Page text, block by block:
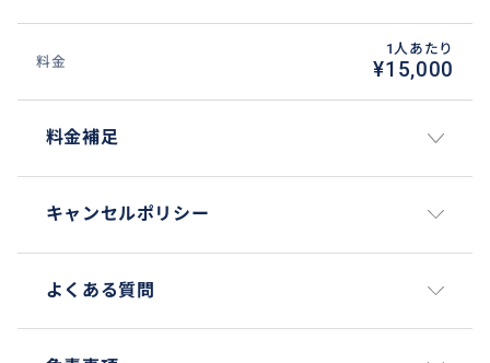
1232年モンゴル軍の侵入に対抗するため首都を江華島
に移した後、1270年和議を結び開城に還都するまで39
年間の王宮跡である。
料金
1人あたり
¥15,000
料金補足
キャンセルポリシー
よくある質問